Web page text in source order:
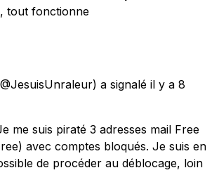
tout fonctionne
a signalé il y a 8
me suis piraté 3 adresses mail Free
avec comptes bloqués. Je suis en
de procéder au déblocage, loin